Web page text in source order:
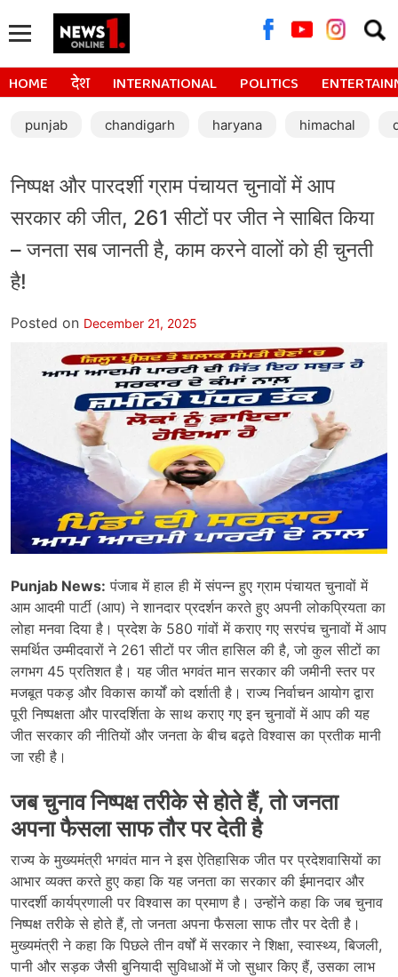
for:
HOME देश INTERNATIONAL POLITICS
punjab chandigarh haryana himachal
निष्पक्ष और पारदर्शी ग्राम पंचायत चुनावों में आप
सरकार की जीत, 261 सीटों पर जीत ने साबित किया
– जनता सब जानती है, काम करने वालों को ही चुनती
है!
Posted on December 21, 2025
Punjab News: पंजाब में हाल ही में संपन्न हुए ग्राम पंचायत चुनावों में
आम आदमी पार्टी (आप) ने शानदार प्रदर्शन करते हुए अपनी लोकप्रियता का
लोहा मनवा दिया है। प्रदेश के 580 गांवों में कराए गए सरपंच चुनावों में आप
समर्थित उम्मीदवारों ने 261 सीटों पर जीत हासिल की है, जो कुल सीटों का
लगभग 45 प्रतिशत है। यह जीत भगवंत मान सरकार की जमीनी स्तर पर
मजबूत पकड़ और विकास कार्यों को दर्शाती है। राज्य निर्वाचन आयोग द्वारा
पूरी निष्पक्षता और पारदर्शिता के साथ कराए गए इन चुनावों में आप की यह
जीत सरकार की नीतियों और जनता के बीच बढ़ते विश्वास का प्रतीक मानी
जा रही है।
जब चुनाव निष्पक्ष तरीके से होते हैं, तो जनता
अपना फैसला साफ तौर पर देती है
राज्य के मुख्यमंत्री भगवंत मान ने इस ऐतिहासिक जीत पर प्रदेशवासियों का
आभार व्यक्त करते हुए कहा कि यह जनता का सरकार की ईमानदार और
पारदर्शी कार्यप्रणाली पर विश्वास का प्रमाण है। उन्होंने कहा कि जब चुनाव
निष्पक्ष तरीके से होते हैं, तो जनता अपना फैसला साफ तौर पर देती है।
मुख्यमंत्री ने कहा कि पिछले तीन वर्षों में सरकार ने शिक्षा, स्वास्थ्य, बिजली,
पानी और सड़क जैसी बुनियादी सुविधाओं में जो सुधार किए हैं, उसका लाभ